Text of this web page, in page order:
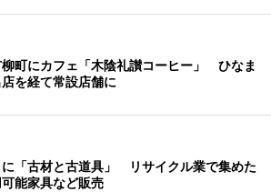
町にカフェ「木陰礼讃コーヒー」 ひなま
を経て常設店舗に
「古材と古道具」 リサイクル業で集めた
能家具など販売